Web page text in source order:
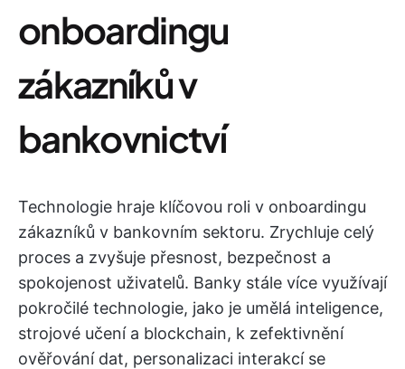
onboardingu
zákazníků v
bankovnictví
Technologie hraje klíčovou roli v onboardingu
zákazníků v bankovním sektoru. Zrychluje celý
proces a zvyšuje přesnost, bezpečnost a
spokojenost uživatelů. Banky stále více využívají
pokročilé technologie, jako je umělá inteligence,
strojové učení a blockchain, k zefektivnění
ověřování dat, personalizaci interakcí se